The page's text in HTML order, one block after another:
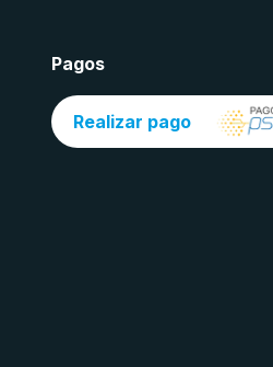
Pagos
Realizar pago